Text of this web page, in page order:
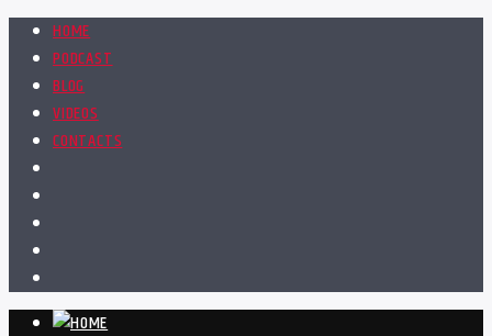
HOME
PODCAST
BLOG
VIDEOS
CONTACTS